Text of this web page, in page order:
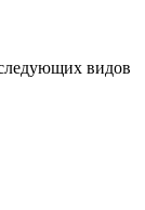
видов